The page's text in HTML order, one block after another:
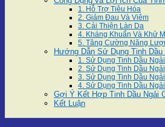
1. Hỗ Trợ Tiêu Hóa
2. Giảm Đau Và Viêm
3. Cải Thiện Làn Da
4. Kháng Khuẩn Và Khử
5. Tăng Cường Năng
Hướng Dẫn Sử Dụng Tinh Dầu
1. Sử Dụng Tinh Dầu
2. Sử Dụng Tinh Dầu
3. Sử Dụng Tinh Dầu
4. Sử Dụng Tinh Dầu
Gợi Ý Kết Hợp Tinh Dầu Ngải
Kết Luận